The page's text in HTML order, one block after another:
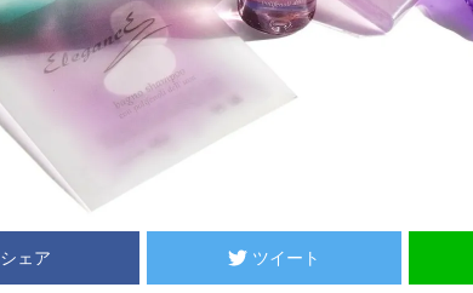
シェア ツイート